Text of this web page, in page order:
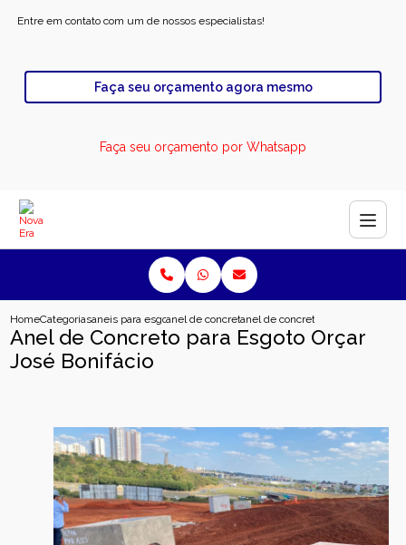
Entre em contato com um de nossos especialistas!
Faça seu orçamento agora mesmo
Faça seu orçamento por Whatsapp
HomeCategoriasaneis para esgotoanel de concreto para esgotoanel de concreto para esgoto
Anel de Concreto para Esgoto Orçar
José Bonifácio